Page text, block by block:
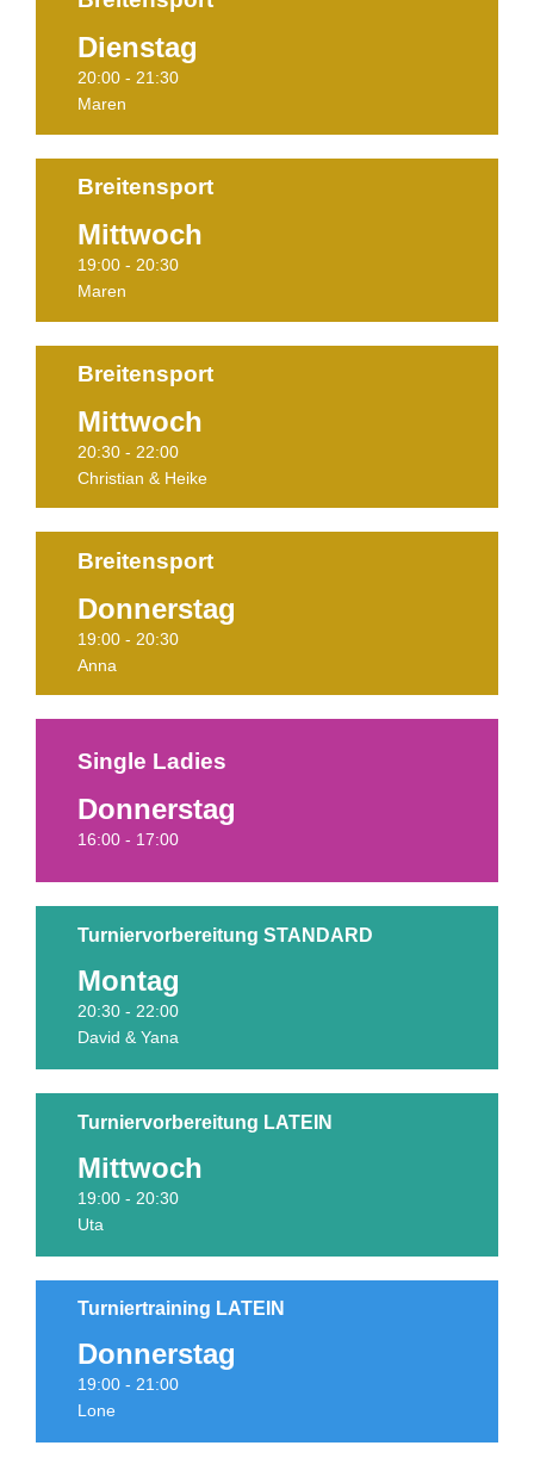
Dienstag
20:00 - 21:30
Maren
Breitensport
Mittwoch
19:00 - 20:30
Maren
Breitensport
Mittwoch
20:30 - 22:00
Christian & Heike
Breitensport
Donnerstag
19:00 - 20:30
Anna
Single Ladies
Donnerstag
16:00 - 17:00
Turniervorbereitung STANDARD
Montag
20:30 - 22:00
David & Yana
Turniervorbereitung LATEIN
Mittwoch
19:00 - 20:30
Uta
Turniertraining LATEIN
Donnerstag
19:00 - 21:00
Lone